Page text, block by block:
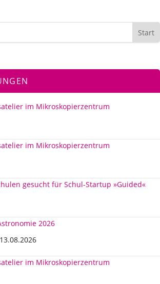
Start
im Mikroskopierzentrum
im Mikroskopierzentrum
gesucht für Schul-Startup »Guided«
2026
im Mikroskopierzentrum